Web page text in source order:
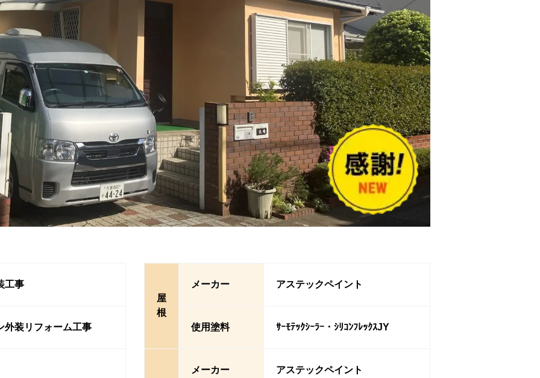
工事
外装リフォーム工事
屋
根
メーカー アステックペイント
使用塗料 ｻｰﾓﾃｯｸｼｰﾗｰ・ｼﾘｺﾝﾌﾚｯｸｽJY
メーカー アステックペイント